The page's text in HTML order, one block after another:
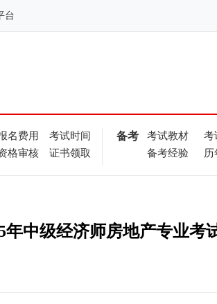
台
名费用
考试时间
格审核 证书领取
备考 考试教材 考
备考经验
历
年中级经济师房地产专业考